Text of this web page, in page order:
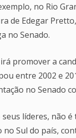
no Rio
de Edegar
no Senado.
promover a
entre 2002 e
no Senado
líderes, não
Sul do país,